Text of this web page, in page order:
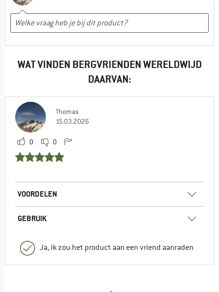
WAT VINDEN BERGVRIENDEN WERELDWIJD
DAARVAN:
Thomas
15.03.2026
0 0
VOORDELEN
GEBRUIK
Ja, ik zou het product aan een vriend aanraden